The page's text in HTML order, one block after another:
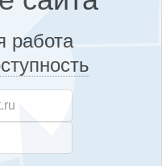
работа